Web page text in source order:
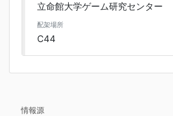
立命館大学ゲーム研究センター
配架場所
C44
情報源